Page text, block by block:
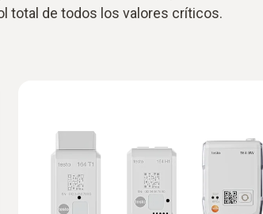
total de todos los valores críticos.